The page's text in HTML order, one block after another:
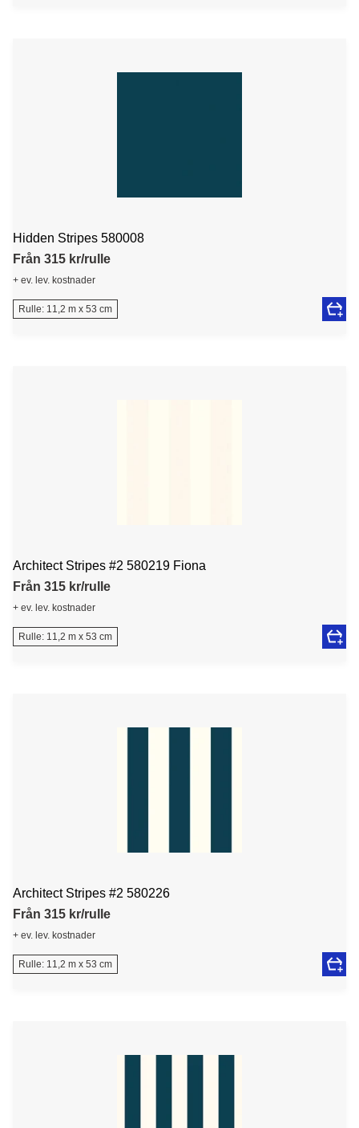
Hidden Stripes 580008
Från 315 kr/rulle
+ ev. lev. kostnader
Rulle: 11,2 m x 53 cm
Architect Stripes #2 580219 Fiona
Från 315 kr/rulle
+ ev. lev. kostnader
Rulle: 11,2 m x 53 cm
Architect Stripes #2 580226
Från 315 kr/rulle
+ ev. lev. kostnader
Rulle: 11,2 m x 53 cm